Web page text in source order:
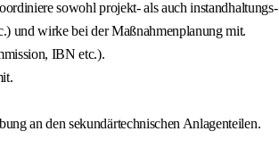
sowohl projekt- als auch
und wirke bei der Maßnahmenplanung mit.
IBN etc.).
an den sekundärtechnischen Anlagenteilen.